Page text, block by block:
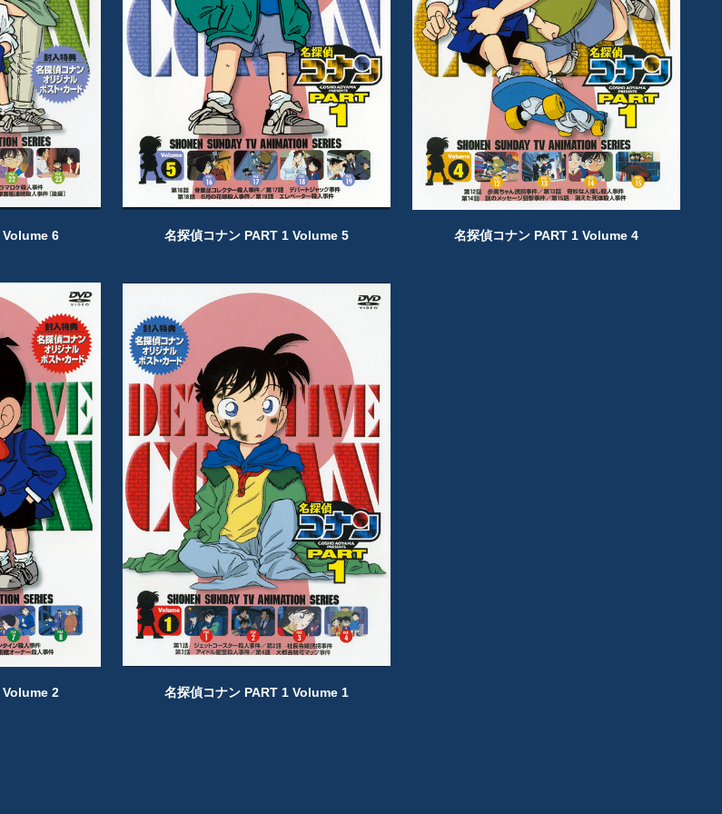
Volume 6 名探偵コナン PART 1 Volume 5 名探偵コナン PART 1 Volume 4
Volume 2 名探偵コナン PART 1 Volume 1